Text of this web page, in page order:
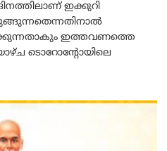
ഇക്കുറി
ഇത്തവണത്തെ
ടൊറോന്റോയിലെ